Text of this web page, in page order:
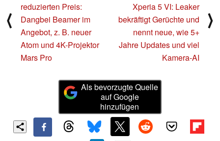
⟨
reduzierten Preis:
Dangbei Beamer im
Angebot, z. B. neuer
Atom und 4K-Projektor
Mars Pro
Xperia 5 VI: Leaker
bekräftigt Gerüchte und
nennt neue, wie 5+
Jahre Updates und viel
Kamera-AI
⟩
Als bevorzugte Quelle
auf Google
hinzufügen